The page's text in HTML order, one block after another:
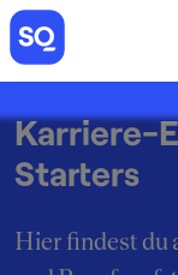
Karriere-
Starters
Hier findest du